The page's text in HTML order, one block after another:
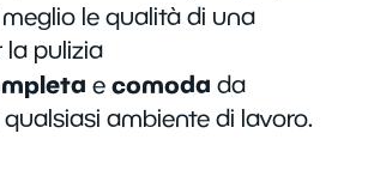
le qualità di una
la pulizia
e comoda da
ambiente di lavoro.